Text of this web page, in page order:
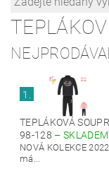
1.
TEPLÁKOVÁ
98-128 –SKLADEM
NOVÁ KOLEKCE
má...